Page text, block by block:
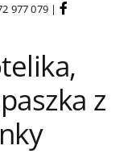
Strefa Klienta
Informacje
977 079 |
z